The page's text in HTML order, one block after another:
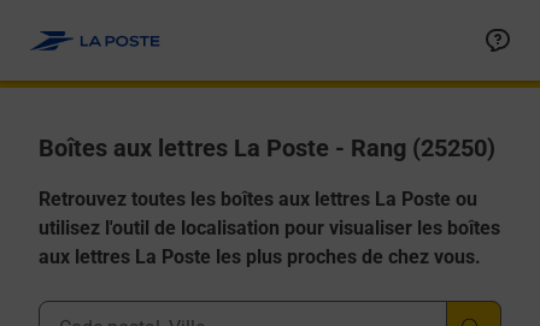
Boîtes aux lettres La Poste - Rang (25250)
Retrouvez toutes les boîtes aux lettres La Poste ou
utilisez l'outil de localisation pour visualiser les boîtes
aux lettres La Poste les plus proches de chez vous.
Ville, Département, Code Postal